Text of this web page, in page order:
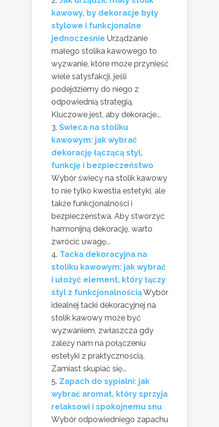
kawowy, by dekoracje były
stylowe i funkcjonalne
jednocześnie Urządzanie
małego stolika kawowego to
wyzwanie, które może przynieść
wiele satysfakcji, jeśli
podejdziemy do niego z
odpowiednią strategią.
Kluczowe jest, aby dekoracje...
Świeca na stoliku
kawowym: jak wybrać
dekorację łączącą styl,
funkcję i bezpieczeństwo
Wybór świecy na stolik kawowy
to nie tylko kwestia estetyki, ale
także funkcjonalności i
bezpieczeństwa. Aby stworzyć
harmonijną dekorację, warto
zwrócić uwagę...
Tacka dekoracyjna na
stoliku kawowym: jak wybrać
i ułożyć element, który łączy
styl z funkcjonalnościąWybór
idealnej tacki dekoracyjnej na
stolik kawowy może być
wyzwaniem, zwłaszcza gdy
zależy nam na połączeniu
estetyki z praktycznością.
Zamiast skupiać się...
Zapach do sypialni: jak
wybrać aromat, który sprzyja
relaksowi i spokojnemu snu
Wybór odpowiedniego zapachu